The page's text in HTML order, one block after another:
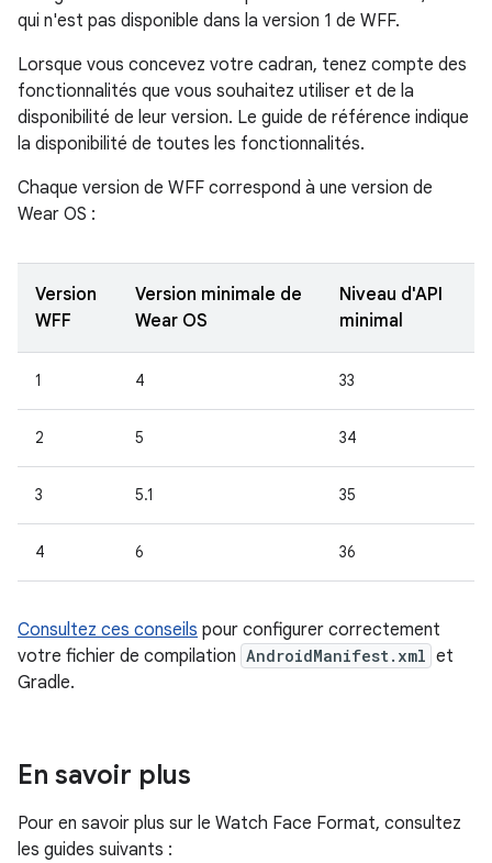
qui n'est pas disponible dans la version 1 de WFF.
Lorsque vous concevez votre cadran, tenez compte des
fonctionnalités que vous souhaitez utiliser et de la
disponibilité de leur version. Le guide de référence indique
la disponibilité de toutes les fonctionnalités.
Chaque version de WFF correspond à une version de
Wear OS :
Version
WFF
Version minimale de
Wear OS
Niveau d'API
minimal
1 4 33
2 5 34
3 5.1 35
4 6 36
Consultez ces conseils pour configurer correctement
votre fichier de compilation AndroidManifest.xml et
Gradle.
En savoir plus
Pour en savoir plus sur le Watch Face Format, consultez
les guides suivants :